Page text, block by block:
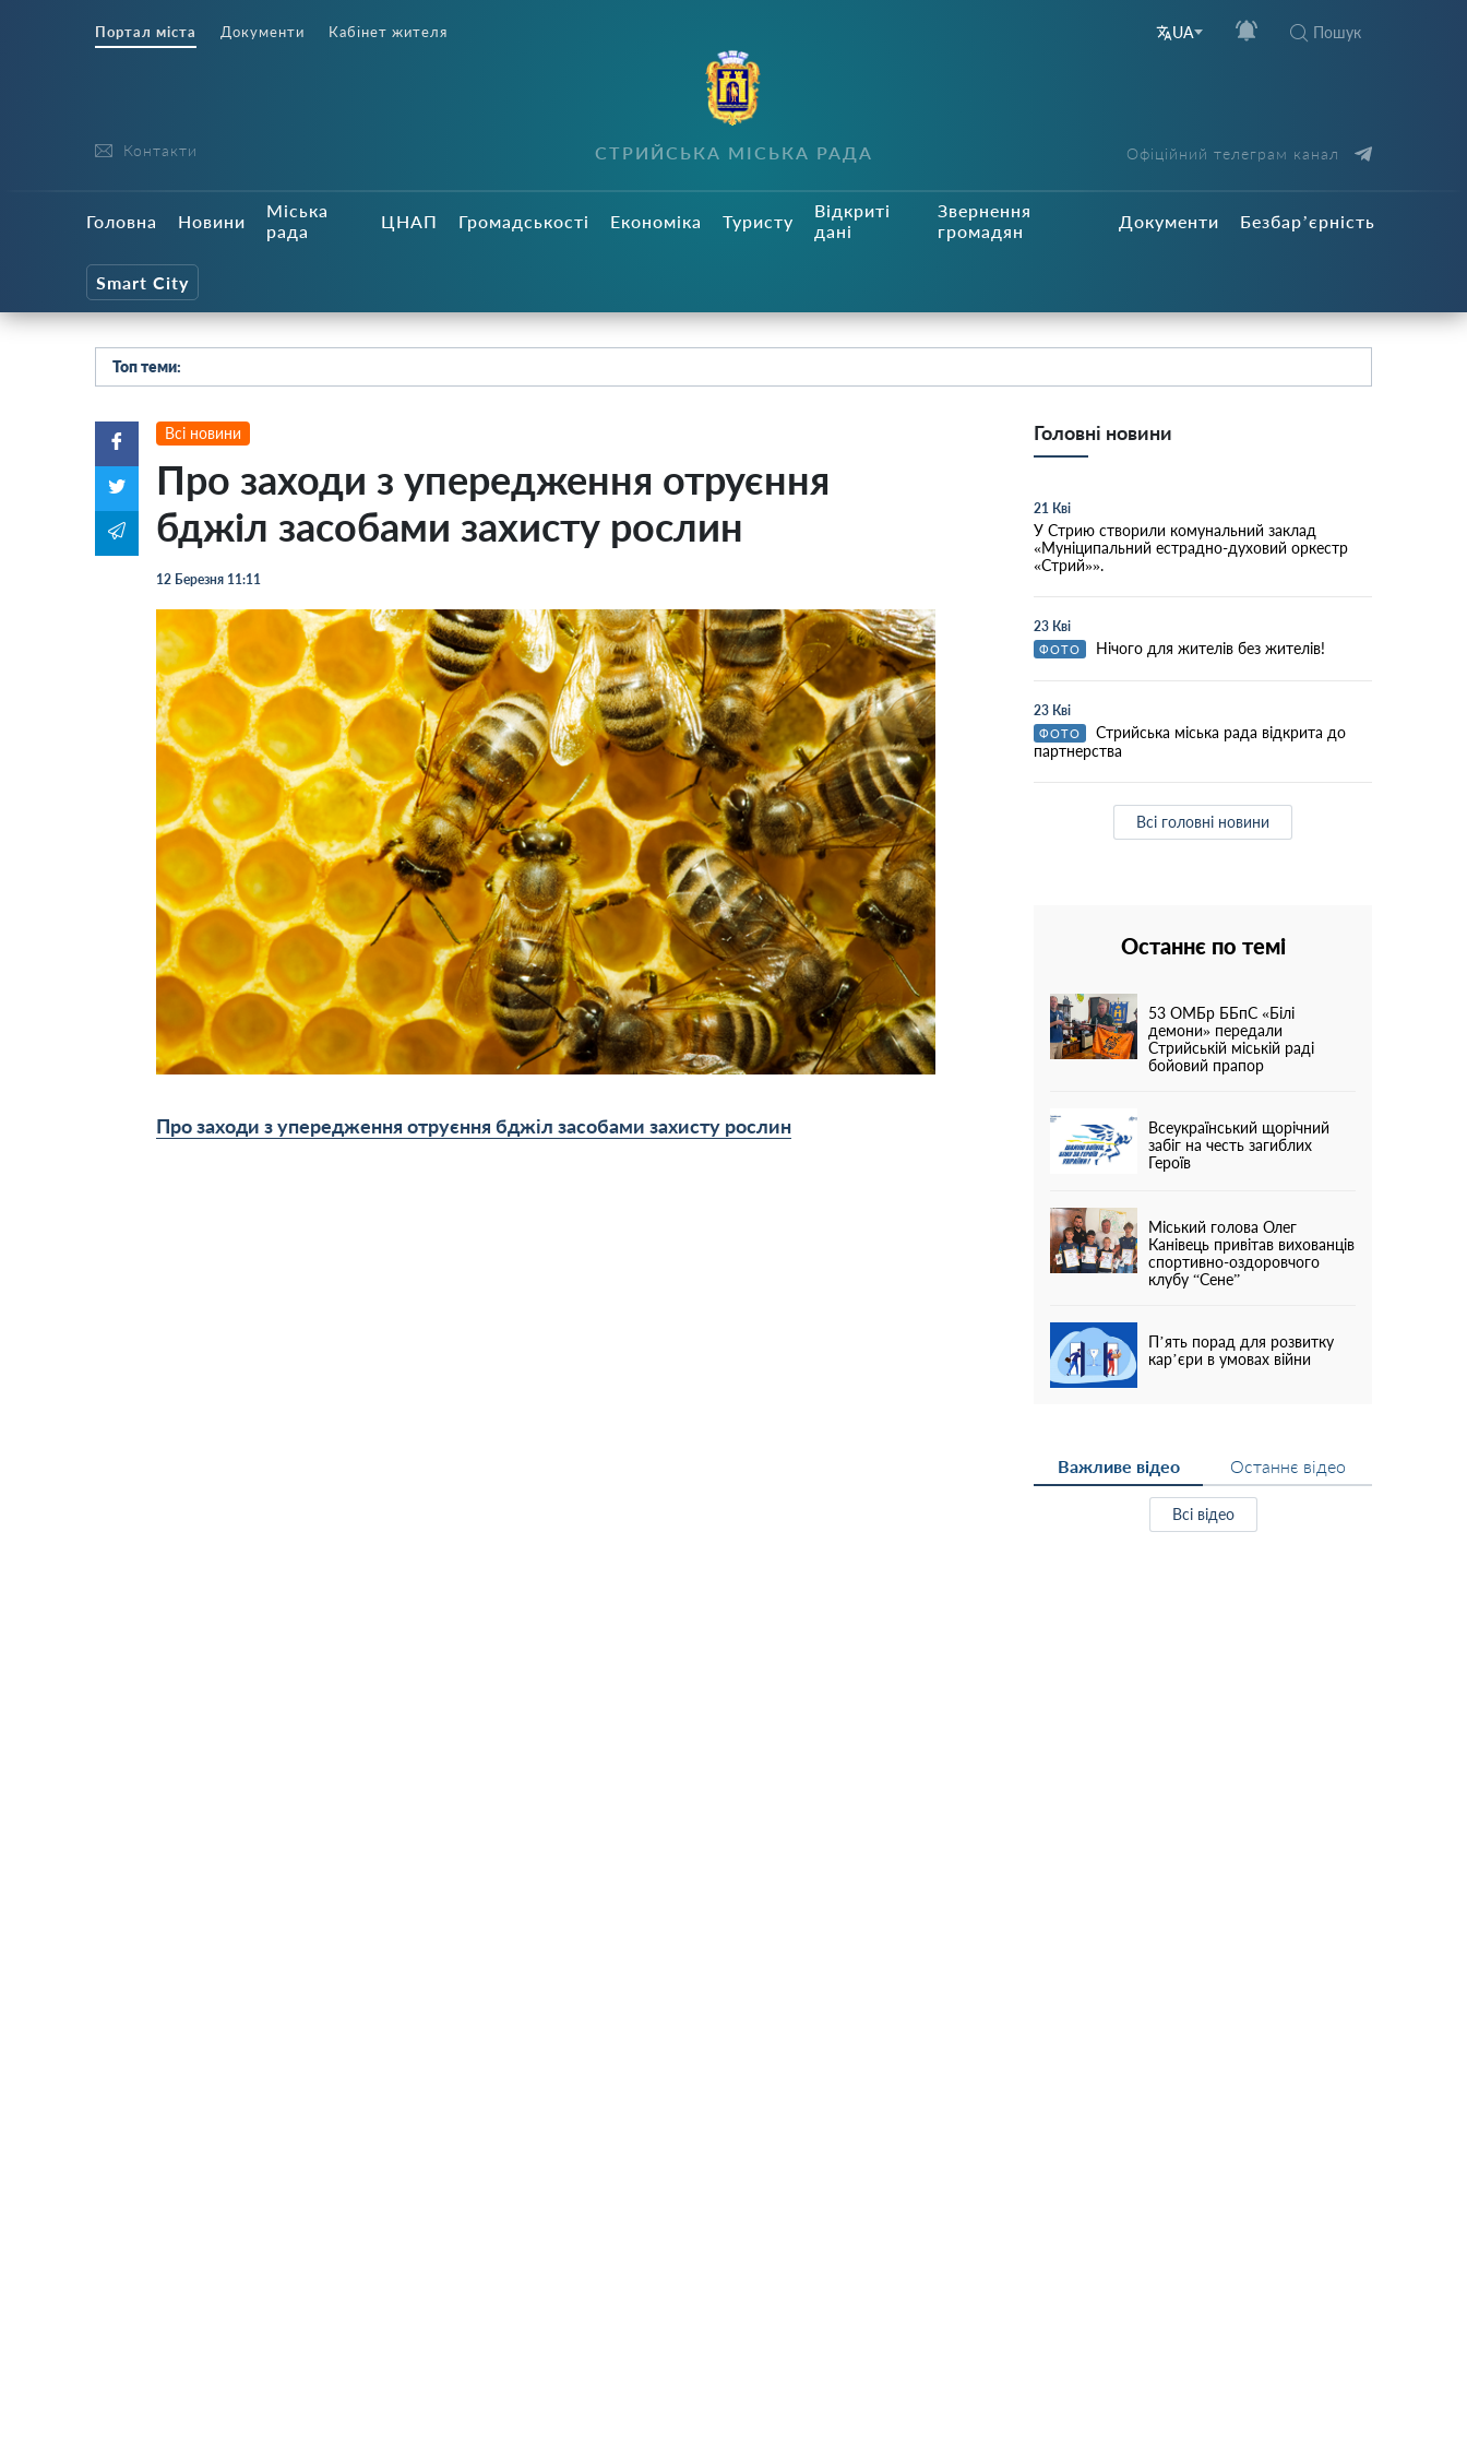
Портал міста Документи Кабінет жителя UA Пошук
Контакти СТРИЙСЬКА МІСЬКА РАДА Офіційний телеграм канал
Головна Новини
Міська
рада
ЦНАП Громадськості Економіка Туристу
Відкриті
дані
Звернення
громадян
Документи Безбар’єрність
Smart City
Топ теми:
Всі новини
Про заходи з упередження отруєння
бджіл засобами захисту рослин
12 Березня 11:11
Про заходи з упередження отруєння бджіл засобами захисту рослин
Головні новини
21 Кві
У Стрию створили комунальний заклад
«Муніципальний естрадно-духовий оркестр
«Стрий»».
23 Кві
ФОТО Нічого для жителів без жителів!
23 Кві
ФОТО
Стрийська міська рада відкрита до
партнерства
Всі головні новини
Останнє по темі
53 ОМБр ББпС «Білі
демони» передали
Стрийській міській раді
бойовий прапор
Всеукраїнський щорічний
забіг на честь загиблих
Героїв
Міський голова Олег
Канівець привітав вихованців
спортивно-оздоровчого
клубу “Сене”
П’ять порад для розвитку
кар’єри в умовах війни
Важливе відео Останнє відео
Всі відео